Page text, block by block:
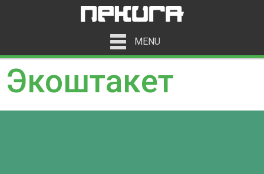
MENU
Экоштакет